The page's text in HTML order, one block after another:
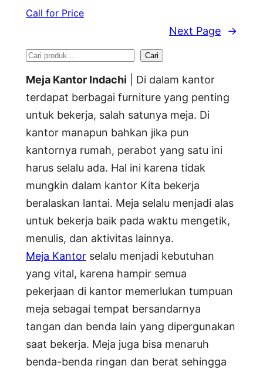
Call for Price
Next Page →
S
e
a
r
c
h
Cari
Meja Kantor Indachi | Di dalam kantor
terdapat berbagai furniture yang penting
untuk bekerja, salah satunya meja. Di
kantor manapun bahkan jika pun
kantornya rumah, perabot yang satu ini
harus selalu ada. Hal ini karena tidak
mungkin dalam kantor Kita bekerja
beralaskan lantai. Meja selalu menjadi alas
untuk bekerja baik pada waktu mengetik,
menulis, dan aktivitas lainnya.
Meja Kantor selalu menjadi kebutuhan
yang vital, karena hampir semua
pekerjaan di kantor memerlukan tumpuan
meja sebagai tempat bersandarnya
tangan dan benda lain yang dipergunakan
saat bekerja. Meja juga bisa menaruh
benda-benda ringan dan berat sehingga